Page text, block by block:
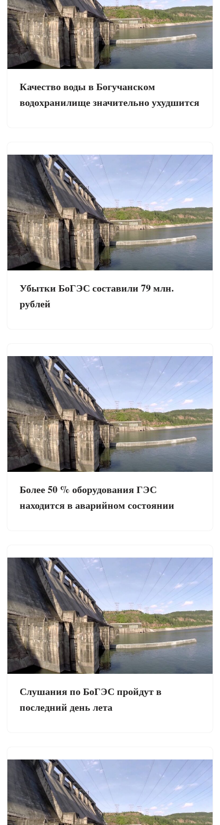
Качество воды в Богучанском
водохранилище значительно ухудшится
Убытки БоГЭС составили 79 млн.
рублей
Более 50 % оборудования ГЭС
находится в аварийном состоянии
Слушания по БоГЭС пройдут в
последний день лета